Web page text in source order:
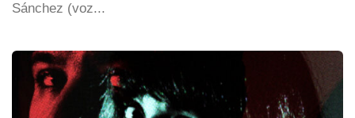
Sánchez (voz...